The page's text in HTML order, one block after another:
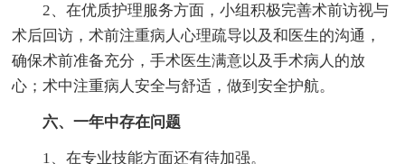
2、在优质护理服务方面，小组积极完善术前访视与
术后回访，术前注重病人心理疏导以及和医生的沟通，
确保术前准备充分，手术医生满意以及手术病人的放
心；术中注重病人安全与舒适，做到安全护航。
六、一年中存在问题
1、在专业技能方面还有待加强。